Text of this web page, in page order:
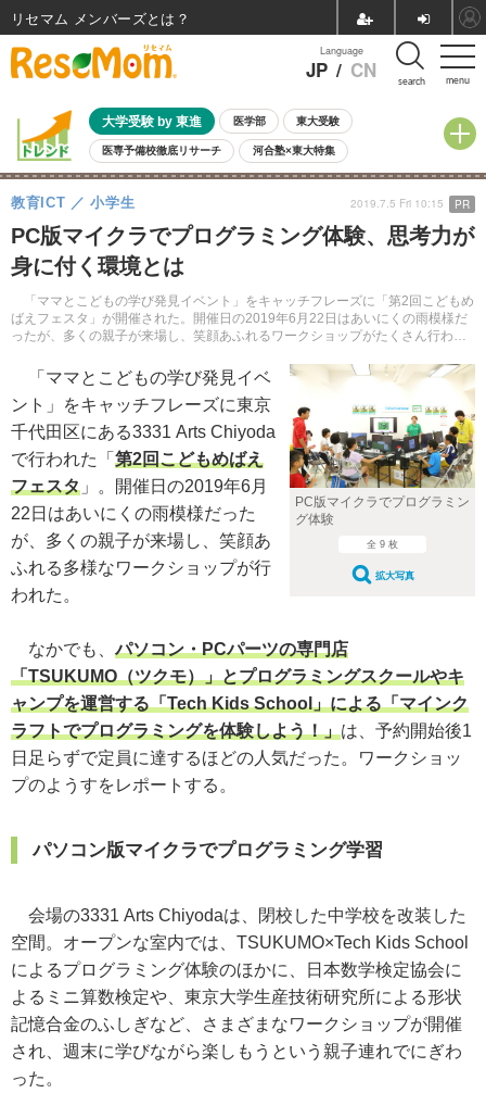
menu
Language
JP / CN search
大学受験 by 東進 医学部 東大受験
医専予備校徹底リサーチ 河合塾×東大特集
親子で考える大学選び 高校受験 中学受験 小学校受験
共通テスト 夏休み
8月開催イベント・WS 全国公立高校 過去問 人気記事
自由研究教材（小学生向け）
PC版マイクラでプログラミング体験、思考力が
身に付く環境とは
「ママとこどもの学び発見イベント」をキャッチフレーズに「第2回こどもめ
ばえフェスタ」が開催された。開催日の2019年6月22日はあいにくの雨模様だ
ったが、多くの親子が来場し、笑顔あふれるワークショップがたくさん行われ
教育ICT 小学生 2019.7.5 Fri 10:15 PR
PC版マイクラでプログラミン
グ体験
全 9 枚
拡大写真
「ママとこどもの学び発見イベ
ント」をキャッチフレーズに東京
千代田区にある3331 Arts Chiyoda
で行われた「 第2回こどもめばえ
フェスタ 」。開催日の2019年6月
22日はあいにくの雨模様だった
が、多くの親子が来場し、笑顔あ
ふれる多様なワークショップが行
われた。
なかでも、パソコン・PCパーツの専門店
「TSUKUMO（ツクモ）」とプログラミングスクールやキ
ャンプを運営する「Tech Kids School」による「マインク
ラフトでプログラミングを体験しよう！」は、予約開始後1
日足らずで定員に達するほどの人気だった。ワークショッ
プのようすをレポートする。
パソコン版マイクラでプログラミング学習
会場の3331 Arts Chiyodaは、閉校した中学校を改装した
空間。オープンな室内では、TSUKUMO×Tech Kids School
によるプログラミング体験のほかに、日本数学検定協会に
よるミニ算数検定や、東京大学生産技術研究所による形状
記憶合金のふしぎなど、さまざまなワークショップが開催
され、週末に学びながら楽しもうという親子連れでにぎわ
った。
リセマム メンバーズ